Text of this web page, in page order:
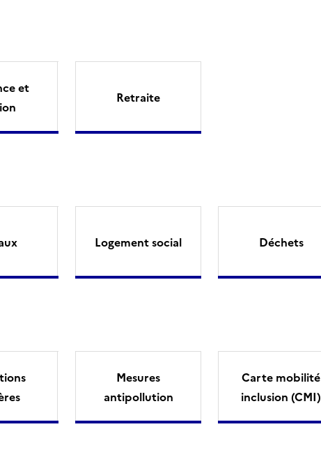
et
Retraite
Logement social Déchets
Mesures
antipollution
Carte mobilité
inclusion (CMI)